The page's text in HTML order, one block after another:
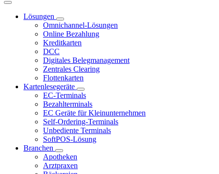
Lösungen
Omnichannel-Lösungen
Online Bezahlung
Kreditkarten
DCC
Digitales Belegmanagement
Zentrales Clearing
Flottenkarten
Kartenlesegeräte
EC-Terminals
Bezahlterminals
EC Geräte für Kleinunternehmen
Self-Ordering-Terminals
Unbediente Terminals
SoftPOS-Lösung
Branchen
Apotheken
Arztpraxen